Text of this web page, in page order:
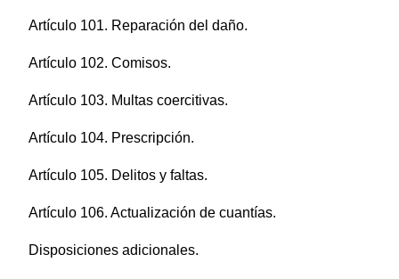
Artículo 101. Reparación del daño.
Artículo 102. Comisos.
Artículo 103. Multas coercitivas.
Artículo 104. Prescripción.
Artículo 105. Delitos y faltas.
Artículo 106. Actualización de cuantías.
Disposiciones adicionales.